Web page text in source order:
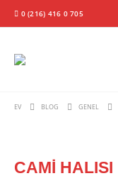
0 (216) 416 0 705
EV BLOG GENEL
CAMİ HALISI